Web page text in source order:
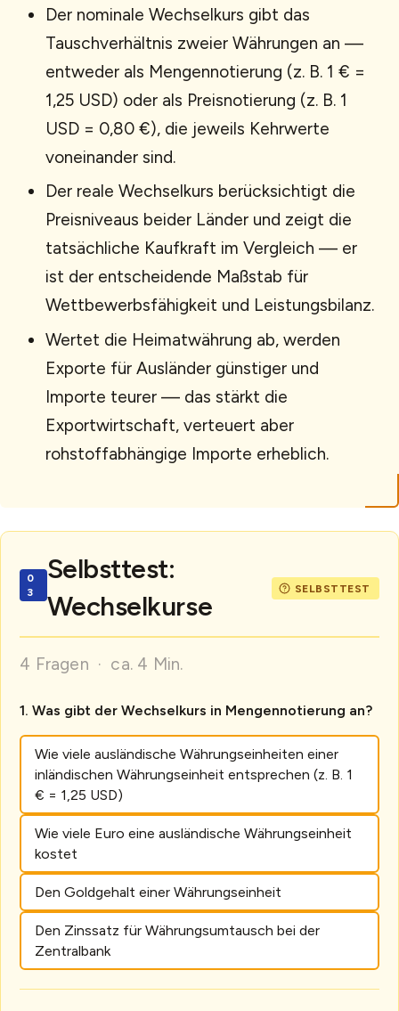
Der nominale Wechselkurs gibt das
Tauschverhältnis zweier Währungen an —
entweder als Mengennotierung (z. B. 1 € =
1,25 USD) oder als Preisnotierung (z. B. 1
USD = 0,80 €), die jeweils Kehrwerte
voneinander sind.
Der reale Wechselkurs berücksichtigt die
Preisniveaus beider Länder und zeigt die
tatsächliche Kaufkraft im Vergleich — er
ist der entscheidende Maßstab für
Wettbewerbsfähigkeit und Leistungsbilanz.
Wertet die Heimatwährung ab, werden
Exporte für Ausländer günstiger und
Importe teurer — das stärkt die
Exportwirtschaft, verteuert aber
rohstoffabhängige Importe erheblich.
Selbsttest:
Wechselkurse
4 Fragen · ca. 4 Min.
Was gibt der Wechselkurs in Mengennotierung an?
Wie viele ausländische Währungseinheiten einer
inländischen Währungseinheit entsprechen (z. B. 1
€ = 1,25 USD)
Wie viele Euro eine ausländische Währungseinheit
kostet
Den Goldgehalt einer Währungseinheit
Den Zinssatz für Währungsumtausch bei der
Zentralbank